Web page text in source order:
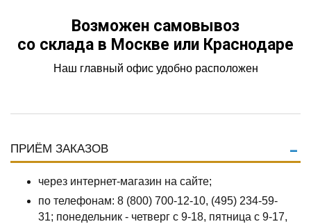
Возможен самовывоз
со склада в Москве или Краснодаре
Наш главный офис удобно расположен
ПРИЁМ ЗАКАЗОВ
через интернет-магазин на сайте;
по телефонам: 8 (800) 700-12-10, (495) 234-59-
31; понедельник - четверг с 9-18, пятница с 9-17,